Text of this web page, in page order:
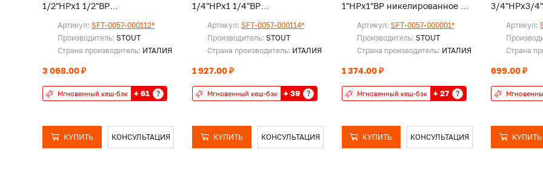
1/2"НРx1 1/2"ВР
Артикул: SFT-0057-000112*
Производитель: STOUT
Страна производитель: ИТАЛИЯ
3 068.00 ₽
Мгновенный кеш-бэк + 61 ?
КУПИТЬ КОНСУЛЬТАЦИЯ
1/4"НРx1 1/4"ВР
Артикул: SFT-0057-000114*
Производитель: STOUT
Страна производитель: ИТАЛИЯ
1 927.00 ₽
Мгновенный кеш-бэк + 39 ?
КУПИТЬ КОНСУЛЬТАЦИЯ
1"НРx1"ВР никелированное O-
Артикул: SFT-0057-000001*
Производитель: STOUT
Страна производитель: ИТАЛИЯ
1 374.00 ₽
Мгновенный кеш-бэк + 27 ?
КУПИТЬ КОНСУЛЬТАЦИЯ
3/4"НРx3/
Артикул:
Страна
699.00 ₽
КУПИТЬ